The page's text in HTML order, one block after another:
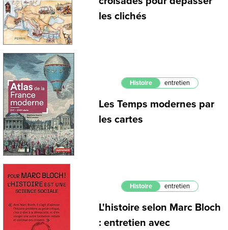
les clichés
Histoire entretien
Les Temps modernes par
les cartes
Histoire entretien
L'histoire selon Marc Bloch
: entretien avec